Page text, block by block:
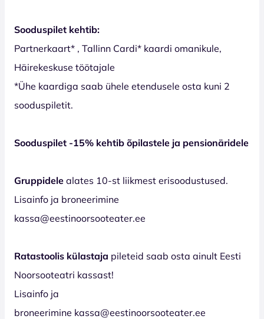
Sooduspilet kehtib:
Partnerkaart* , Tallinn Cardi* kaardi omanikule,
Häirekeskuse töötajale
*Ühe kaardiga saab ühele etendusele osta kuni 2
sooduspiletit.
Sooduspilet -15% kehtib õpilastele ja pensionäridele
Gruppidele alates 10-st liikmest erisoodustused.
Lisainfo ja broneerimine
kassa@eestinoorsooteater.ee
Ratastoolis külastaja pileteid saab osta ainult Eesti
Noorsooteatri kassast!
Lisainfo ja
broneerimine kassa@eestinoorsooteater.ee